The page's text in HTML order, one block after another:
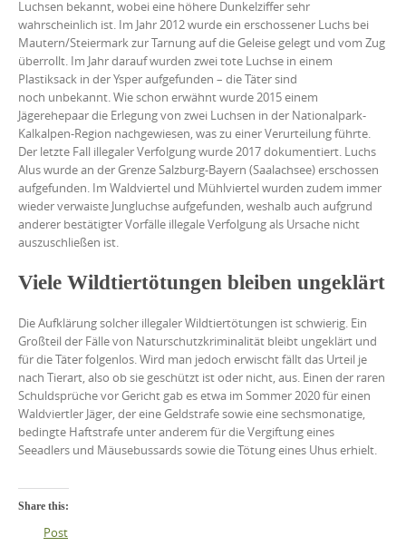
Luchsen bekannt, wobei eine höhere Dunkelziffer sehr
wahrscheinlich ist. Im Jahr 2012 wurde ein erschossener Luchs bei
Mautern/Steiermark zur Tarnung auf die Geleise gelegt und vom Zug
überrollt. Im Jahr darauf wurden zwei tote Luchse in einem
Plastiksack in der Ysper aufgefunden – die Täter sind
noch unbekannt. Wie schon erwähnt wurde 2015 einem
Jägerehepaar die Erlegung von zwei Luchsen in der Nationalpark-
Kalkalpen-Region nachgewiesen, was zu einer Verurteilung führte.
Der letzte Fall illegaler Verfolgung wurde 2017 dokumentiert. Luchs
Alus wurde an der Grenze Salzburg-Bayern (Saalachsee) erschossen
aufgefunden. Im Waldviertel und Mühlviertel wurden zudem immer
wieder verwaiste Jungluchse aufgefunden, weshalb auch aufgrund
anderer bestätigter Vorfälle illegale Verfolgung als Ursache nicht
auszuschließen ist.
Viele Wildtiertötungen bleiben ungeklärt
Die Aufklärung solcher illegaler Wildtiertötungen ist schwierig. Ein
Großteil der Fälle von Naturschutzkriminalität bleibt ungeklärt und
für die Täter folgenlos. Wird man jedoch erwischt fällt das Urteil je
nach Tierart, also ob sie geschützt ist oder nicht, aus. Einen der raren
Schuldsprüche vor Gericht gab es etwa im Sommer 2020 für einen
Waldviertler Jäger, der eine Geldstrafe sowie eine sechsmonatige,
bedingte Haftstrafe unter anderem für die Vergiftung eines
Seeadlers und Mäusebussards sowie die Tötung eines Uhus erhielt.
Share this:
Post